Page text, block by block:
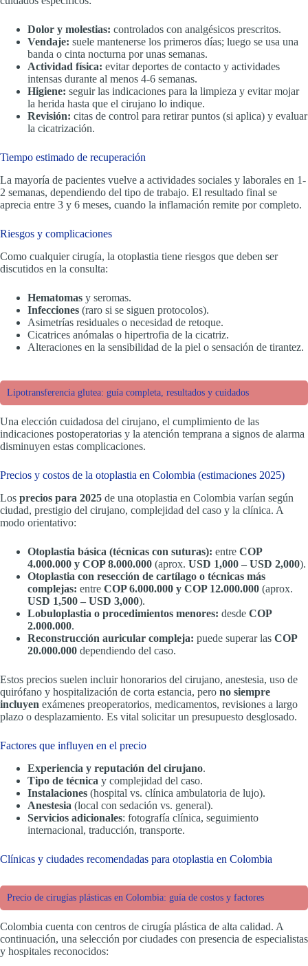
Dolor y molestias: controlados con analgésicos prescritos.
Vendaje: suele mantenerse los primeros días; luego se usa una
banda o cinta nocturna por unas semanas.
Actividad física: evitar deportes de contacto y actividades
intensas durante al menos 4-6 semanas.
Higiene: seguir las indicaciones para la limpieza y evitar mojar
la herida hasta que el cirujano lo indique.
Revisión: citas de control para retirar puntos (si aplica) y evaluar
la cicatrización.
Tiempo estimado de recuperación
La mayoría de pacientes vuelve a actividades sociales y laborales en 1-
2 semanas, dependiendo del tipo de trabajo. El resultado final se
aprecia entre 3 y 6 meses, cuando la inflamación remite por completo.
Riesgos y complicaciones
Como cualquier cirugía, la otoplastia tiene riesgos que deben ser
discutidos en la consulta:
Hematomas y seromas.
Infecciones (raro si se siguen protocolos).
Asimetrías residuales o necesidad de retoque.
Cicatrices anómalas o hipertrofia de la cicatriz.
Alteraciones en la sensibilidad de la piel o sensación de tirantez.
Lipotransferencia glutea: guía completa, resultados y cuidados
Una elección cuidadosa del cirujano, el cumplimiento de las
indicaciones postoperatorias y la atención temprana a signos de alarma
disminuyen estas complicaciones.
Precios y costos de la otoplastia en Colombia (estimaciones 2025)
Los precios para 2025 de una otoplastia en Colombia varían según
ciudad, prestigio del cirujano, complejidad del caso y la clínica. A
modo orientativo:
Otoplastia básica (técnicas con suturas): entre COP
4.000.000 y COP 8.000.000 (aprox. USD 1,000 – USD 2,000).
Otoplastia con resección de cartílago o técnicas más
complejas: entre COP 6.000.000 y COP 12.000.000 (aprox.
USD 1,500 – USD 3,000).
Lobuloplastia o procedimientos menores: desde COP
2.000.000.
Reconstrucción auricular compleja: puede superar las COP
20.000.000 dependiendo del caso.
Estos precios suelen incluir honorarios del cirujano, anestesia, uso de
quirófano y hospitalización de corta estancia, pero no siempre
incluyen exámenes preoperatorios, medicamentos, revisiones a largo
plazo o desplazamiento. Es vital solicitar un presupuesto desglosado.
Factores que influyen en el precio
Experiencia y reputación del cirujano.
Tipo de técnica y complejidad del caso.
Instalaciones (hospital vs. clínica ambulatoria de lujo).
Anestesia (local con sedación vs. general).
Servicios adicionales: fotografía clínica, seguimiento
internacional, traducción, transporte.
Clínicas y ciudades recomendadas para otoplastia en Colombia
Precio de cirugías plásticas en Colombia: guía de costos y factores
Colombia cuenta con centros de cirugía plástica de alta calidad. A
continuación, una selección por ciudades con presencia de especialistas
y hospitales reconocidos: